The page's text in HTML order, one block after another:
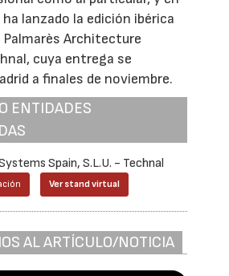
lanzado la edición ibérica
Palmarès Architecture
cuya entrega se
a finales de noviembre.
ENTIDADES
Spain, S.L.U. - Technal
Ver stand virtual
AL ARTÍCULO/NOTICIA